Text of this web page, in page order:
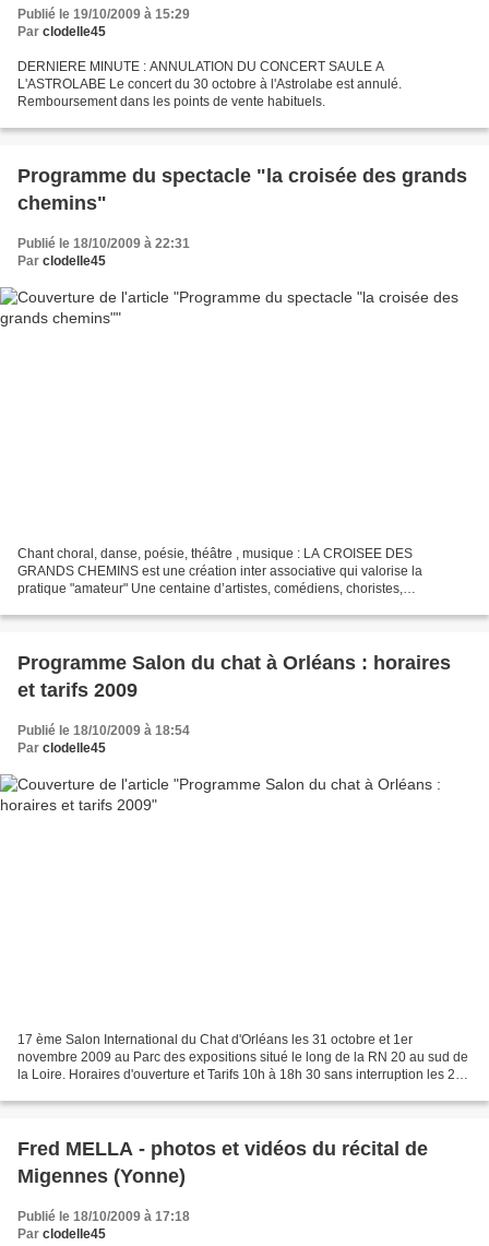
Publié le 19/10/2009 à 15:29
Par clodelle45
DERNIERE MINUTE : ANNULATION DU CONCERT SAULE A
L'ASTROLABE Le concert du 30 octobre à l'Astrolabe est annulé.
Remboursement dans les points de vente habituels.
Programme du spectacle "la croisée des grands
chemins"
Publié le 18/10/2009 à 22:31
Par clodelle45
Chant choral, danse, poésie, théâtre , musique : LA CROISEE DES
GRANDS CHEMINS est une création inter associative qui valorise la
pratique "amateur" Une centaine d’artistes, comédiens, choristes,
Programme Salon du chat à Orléans : horaires
et tarifs 2009
Publié le 18/10/2009 à 18:54
Par clodelle45
17 ème Salon International du Chat d'Orléans les 31 octobre et 1er
novembre 2009 au Parc des expositions situé le long de la RN 20 au sud de
la Loire. Horaires d'ouverture et Tarifs 10h à 18h 30 sans interruption les 2
Fred MELLA - photos et vidéos du récital de
Migennes (Yonne)
Publié le 18/10/2009 à 17:18
Par clodelle45